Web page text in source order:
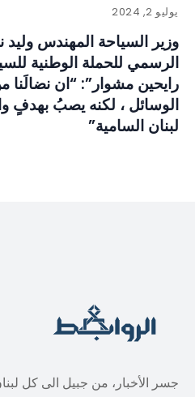
يوليو 2, 2024
وزير السياحة المهندس
الرسمي للحملة الوطنية
رايحين مشوار”: “ان نضالَنا
الوسائل ، لكنه يصبُ بهدفٍ
لبنان السامية”
جسر الأخبار، من جبيل الى كل